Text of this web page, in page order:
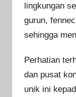
lingkungan
gurun,
sehingga
Perhatian
dan pusat
unik ini